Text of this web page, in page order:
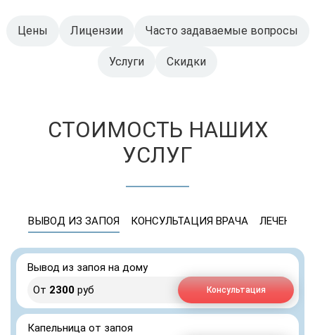
Цены Лицензии Часто задаваемые вопросы
Услуги Скидки
СТОИМОСТЬ НАШИХ
УСЛУГ
ВЫВОД ИЗ ЗАПОЯ КОНСУЛЬТАЦИЯ ВРАЧА ЛЕЧЕНИЕ
Вывод из запоя на дому
От 2300 руб Консультация
Капельница от запоя